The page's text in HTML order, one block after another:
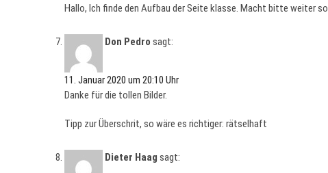
Hallo, Ich finde den Aufbau der Seite klasse. Macht bitte weiter so.
Don Pedro sagt:
11. Januar 2020 um 20:10 Uhr
Danke für die tollen Bilder.
Tipp zur Überschrit, so wäre es richtiger: rätselhaft
Dieter Haag sagt: